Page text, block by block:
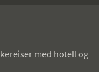
med hotell og